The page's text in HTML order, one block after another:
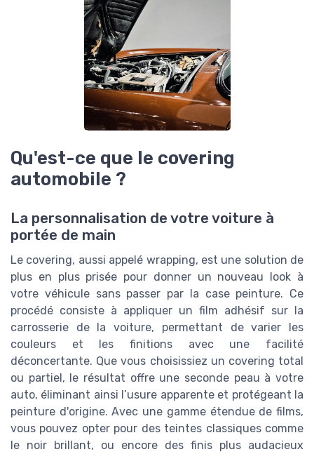
Qu'est-ce que le covering
automobile ?
La personnalisation de votre voiture à
portée de main
Le covering, aussi appelé wrapping, est une solution de
plus en plus prisée pour donner un nouveau look à
votre véhicule sans passer par la case peinture. Ce
procédé consiste à appliquer un film adhésif sur la
carrosserie de la voiture, permettant de varier les
couleurs et les finitions avec une facilité
déconcertante. Que vous choisissiez un covering total
ou partiel, le résultat offre une seconde peau à votre
auto, éliminant ainsi l’usure apparente et protégeant la
peinture d'origine. Avec une gamme étendue de films,
vous pouvez opter pour des teintes classiques comme
le noir brillant, ou encore des finis plus audacieux